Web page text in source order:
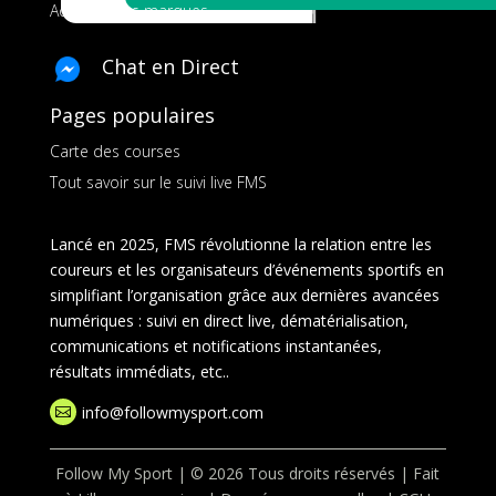
Ads pour les marques
Chat en Direct
Pages populaires
Carte des courses
Tout savoir sur le suivi live FMS
Lancé en 2025, FMS révolutionne la relation entre les
coureurs et les organisateurs d’événements sportifs en
simplifiant l’organisation grâce aux dernières avancées
numériques : suivi en direct live, dématérialisation,
communications et notifications instantanées,
résultats immédiats, etc..
 info@followmysport.com
Follow My Sport | © 2026 Tous droits réservés | Fait